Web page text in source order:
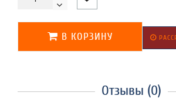
В КОРЗИНУ
Отзывы (0)